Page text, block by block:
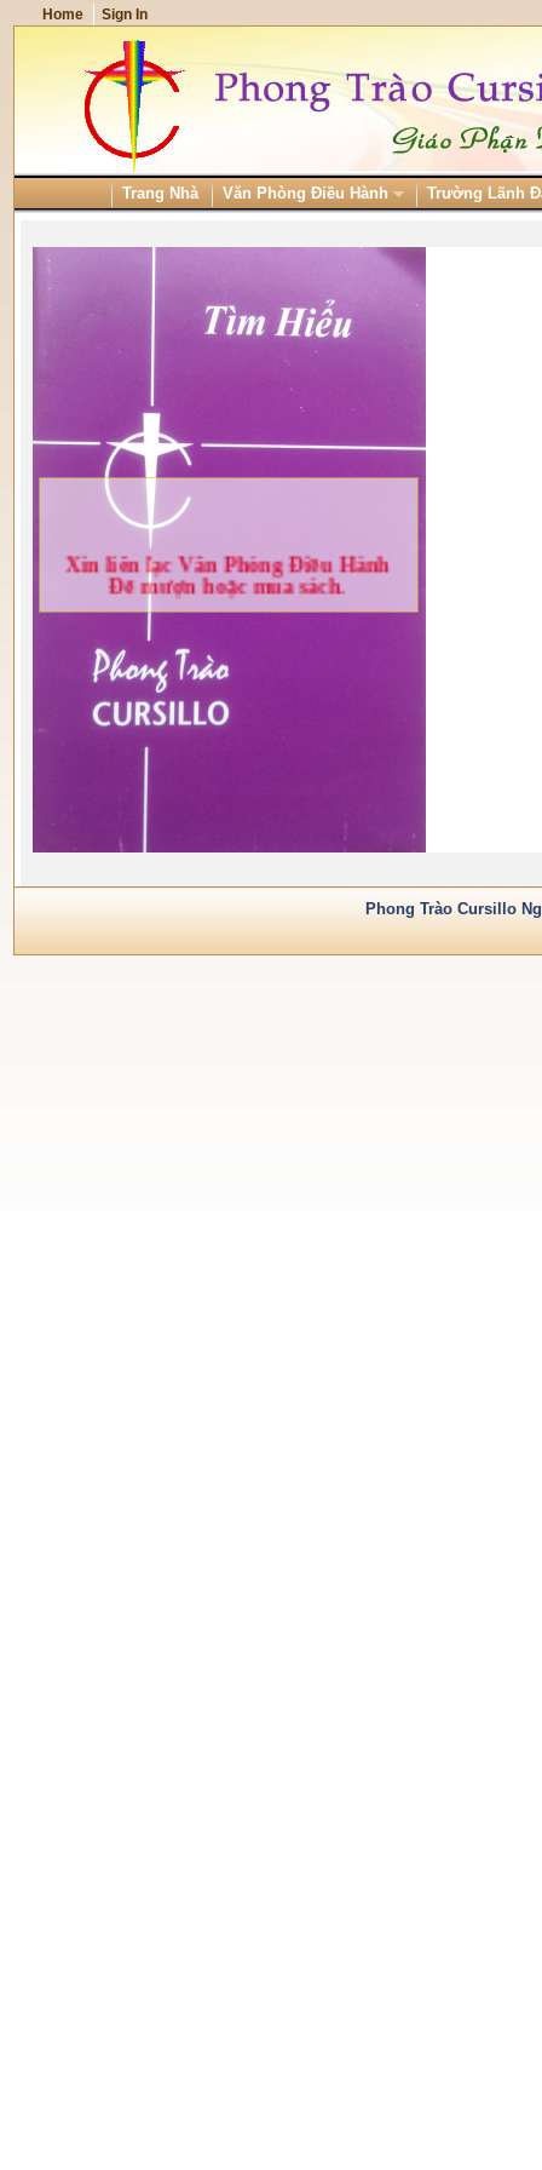
Home Sign In
Trang Nhà Văn Phòng Điều Hành Trường Lãnh
Xin liên lạc Văn Phòng Điều Hành
Để mượn hoặc mua sách.
Phong Trào Cursillo